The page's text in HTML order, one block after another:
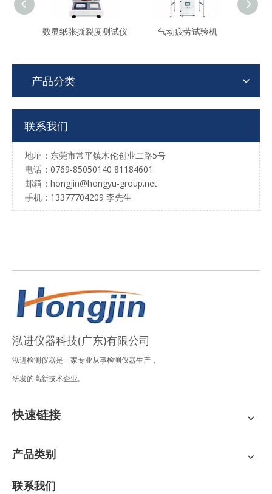
数显纸张撕裂度测试仪 气动疲劳试验机
产品分类
联系我们
地址：东莞市常平镇木伦创业二路5号
电话：0769-85050140 81184601
邮箱：hongjin@hongyu-group.net
手机：13377704209 李先生
泓进仪器科技(广东)有限公司
泓进检测仪器是一家专业从事检测仪器生产，
研发的高新技术企业。
快速链接
产品类别
联系我们